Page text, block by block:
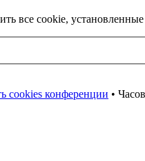
все cookie,
cookies конференции •